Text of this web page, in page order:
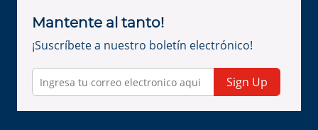
Mantente al tanto!
¡Suscríbete a nuestro boletín electrónico!
Sign Up